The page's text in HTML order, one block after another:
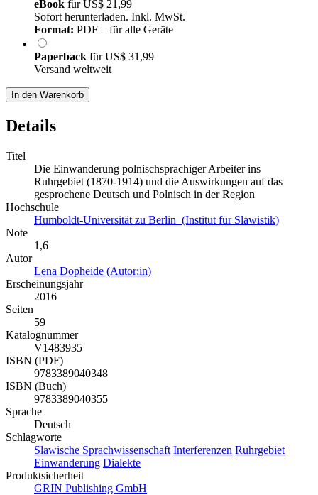
eBook fürUS$ 21,99
Sofort herunterladen. Inkl. MwSt.
Format: PDF – für alle Geräte
Paperback fürUS$ 31,99
Versand weltweit
In den Warenkorb
Details
Titel
Die Einwanderung polnischsprachiger Arbeiter ins
Ruhrgebiet (1870-1914) und die Auswirkungen auf das
gesprochene Deutsch und Polnisch in der Region
Hochschule
Humboldt-Universität zu Berlin (Institut für Slawistik)
Note
1,6
Autor
Lena Dopheide (Autor:in)
Erscheinungsjahr
2016
Seiten
59
Katalognummer
V1483935
ISBN (PDF)
9783389040348
ISBN (Buch)
9783389040355
Sprache
Deutsch
Schlagworte
Slawische Sprachwissenschaft Interferenzen Ruhrgebiet
Einwanderung Dialekte
Produktsicherheit
GRIN Publishing GmbH